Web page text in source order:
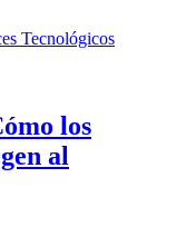
los
al